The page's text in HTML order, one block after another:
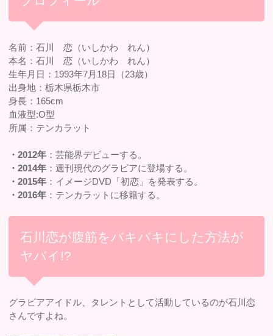
名前：石川 恋（いしかわ れん）
本名：石川 恋（いしかわ れん）
生年月日：1993年7月18日（23歳）
出身地：栃木県栃木市
身長：165cm
血液型:O型
所属：テンカラット
・2012年 ：芸能界デビューする。
・2014年 ：週刊現代のグラビアに登場する。
・2015年 ：イメージDVD「初恋」を発表する。
・2016年 ：テンカラットに移籍する。
石川恋が腹筋をバキバキにした方法が
ヤバイ!?
グラビアアイドル、タレントとして活動しているのが石川恋
さんですよね。